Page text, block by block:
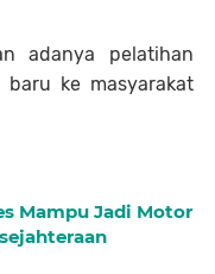
adanya pelatihan
ke masyarakat
Mampu Jadi Motor